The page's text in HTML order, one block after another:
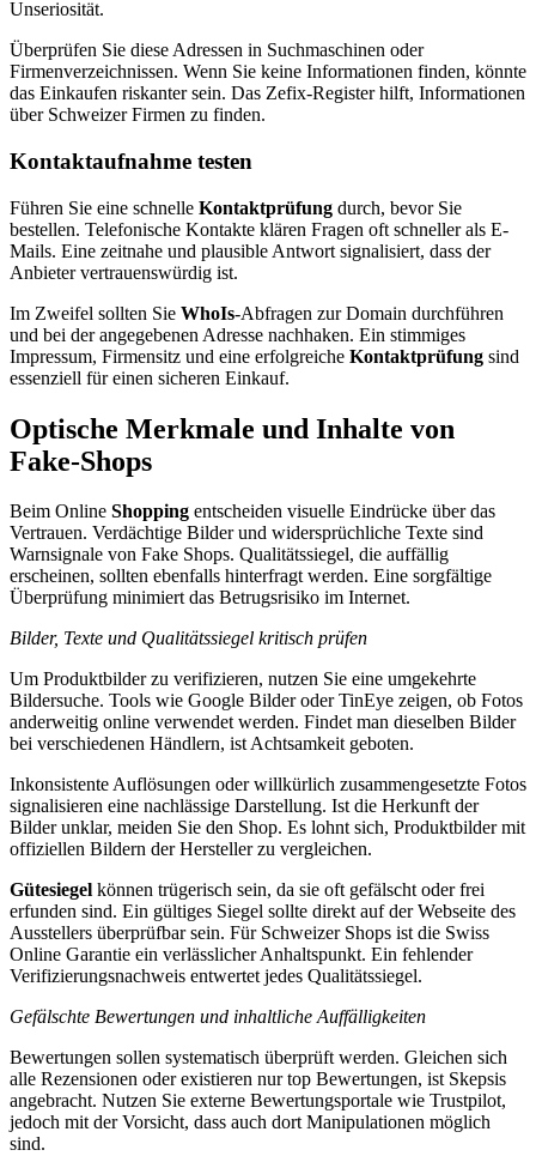
Unseriosität.
Überprüfen Sie diese Adressen in Suchmaschinen oder
Firmenverzeichnissen. Wenn Sie keine Informationen finden, könnte
das Einkaufen riskanter sein. Das Zefix-Register hilft, Informationen
über Schweizer Firmen zu finden.
Kontaktaufnahme testen
Führen Sie eine schnelle Kontaktprüfung durch, bevor Sie
bestellen. Telefonische Kontakte klären Fragen oft schneller als E-
Mails. Eine zeitnahe und plausible Antwort signalisiert, dass der
Anbieter vertrauenswürdig ist.
Im Zweifel sollten Sie WhoIs-Abfragen zur Domain durchführen
und bei der angegebenen Adresse nachhaken. Ein stimmiges
Impressum, Firmensitz und eine erfolgreiche Kontaktprüfung sind
essenziell für einen sicheren Einkauf.
Optische Merkmale und Inhalte von
Fake-Shops
Beim Online Shopping entscheiden visuelle Eindrücke über das
Vertrauen. Verdächtige Bilder und widersprüchliche Texte sind
Warnsignale von Fake Shops. Qualitätssiegel, die auffällig
erscheinen, sollten ebenfalls hinterfragt werden. Eine sorgfältige
Überprüfung minimiert das Betrugsrisiko im Internet.
Bilder, Texte und Qualitätssiegel kritisch prüfen
Um Produktbilder zu verifizieren, nutzen Sie eine umgekehrte
Bildersuche. Tools wie Google Bilder oder TinEye zeigen, ob Fotos
anderweitig online verwendet werden. Findet man dieselben Bilder
bei verschiedenen Händlern, ist Achtsamkeit geboten.
Inkonsistente Auflösungen oder willkürlich zusammengesetzte Fotos
signalisieren eine nachlässige Darstellung. Ist die Herkunft der
Bilder unklar, meiden Sie den Shop. Es lohnt sich, Produktbilder mit
offiziellen Bildern der Hersteller zu vergleichen.
Gütesiegel können trügerisch sein, da sie oft gefälscht oder frei
erfunden sind. Ein gültiges Siegel sollte direkt auf der Webseite des
Ausstellers überprüfbar sein. Für Schweizer Shops ist die Swiss
Online Garantie ein verlässlicher Anhaltspunkt. Ein fehlender
Verifizierungsnachweis entwertet jedes Qualitätssiegel.
Gefälschte Bewertungen und inhaltliche Auffälligkeiten
Bewertungen sollen systematisch überprüft werden. Gleichen sich
alle Rezensionen oder existieren nur top Bewertungen, ist Skepsis
angebracht. Nutzen Sie externe Bewertungsportale wie Trustpilot,
jedoch mit der Vorsicht, dass auch dort Manipulationen möglich
sind.